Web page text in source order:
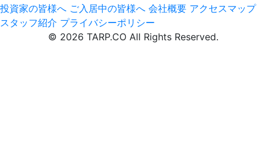
投資家の皆様へ ご入居中の皆様へ 会社概要 アクセスマップ
スタッフ紹介 プライバシーポリシー
© 2026 TARP.CO All Rights Reserved.